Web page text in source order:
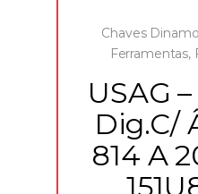
Chaves
Ferramentas,
USAG
Dig.C/
814 A